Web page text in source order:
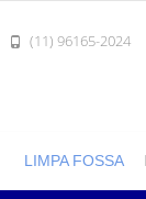
(11) 96165-2024
LIMPA FOSSA